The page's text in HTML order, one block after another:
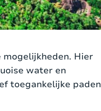
Hier
water en
toegankelijke paden